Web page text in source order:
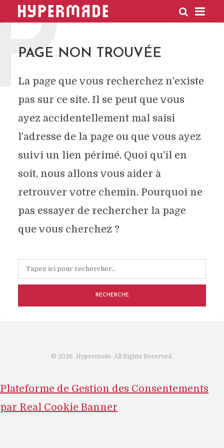
HYPERMADE
PAGE NON TROUVÉE
La page que vous recherchez n'existe
pas sur ce site. Il se peut que vous
ayez accidentellement mal saisi
l'adresse de la page ou que vous ayez
suivi un lien périmé. Quoi qu'il en
soit, nous allons vous aider à
retrouver votre chemin. Pourquoi ne
pas essayer de rechercher la page
que vous cherchez ?
RECHERCHE
© 2026 Hypermade. All Rights Reserved.
Plateforme de Gestion des Consentements
par Real Cookie Banner